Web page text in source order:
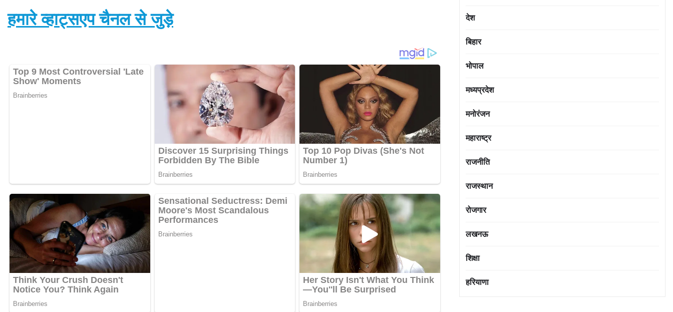
हमारे व्हाट्सएप चैनल से जुड़े देश
बिहार
भोपाल
मध्यप्रदेश
मनोरंजन
महाराष्ट्र
राजनीति
राजस्थान
रोजगार
लखनऊ
शिक्षा
हरियाणा